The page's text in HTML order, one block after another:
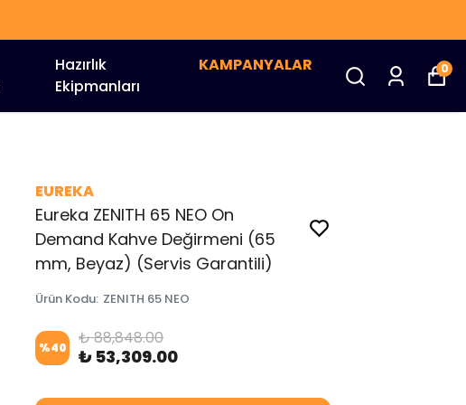
Hazırlık
Ekipmanları
KAMPANYALAR 0
EUREKA
Eureka ZENITH 65 NEO On
Demand Kahve Değirmeni (65
mm, Beyaz) (Servis Garantili)
Ürün Kodu: ZENITH 65 NEO
%40 ₺ 88,848.00
₺ 53,309.00